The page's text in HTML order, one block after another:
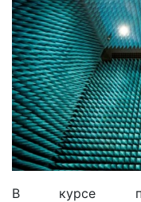
В курсе